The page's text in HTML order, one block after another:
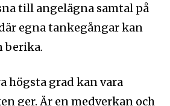
till angelägna samtal på
egna tankegångar kan
berika.
högsta grad kan vara
ger. Är en medverkan och